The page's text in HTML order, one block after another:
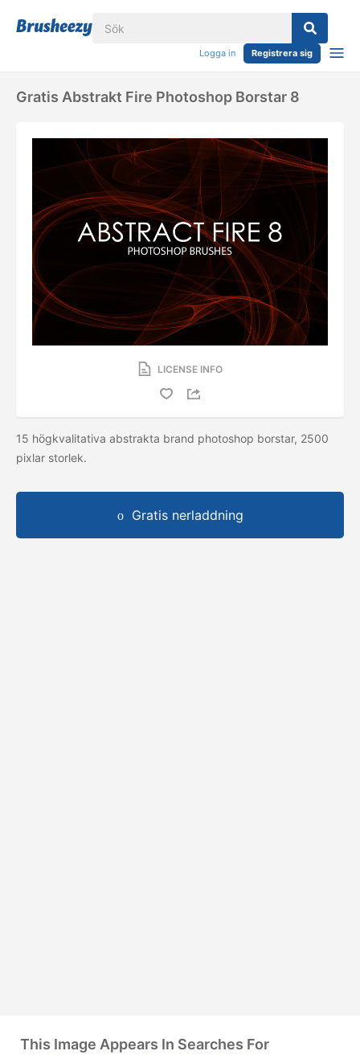
Logga in Registrera sig
Gratis Abstrakt Fire Photoshop Borstar 8
LICENSE INFO
15 högkvalitativa abstrakta brand photoshop borstar, 2500
pixlar storlek.
Gratis nerladdning
This Image Appears In Searches For